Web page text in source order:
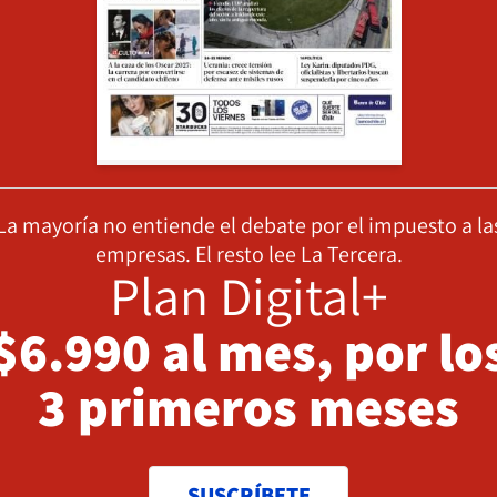
mayoría no entiende el debate por el impuesto a
empresas. El resto lee La Tercera.
Plan Digital+
al mes, por
3 primeros meses